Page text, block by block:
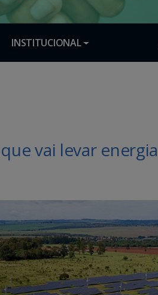
INSTITUCIONAL
vai levar